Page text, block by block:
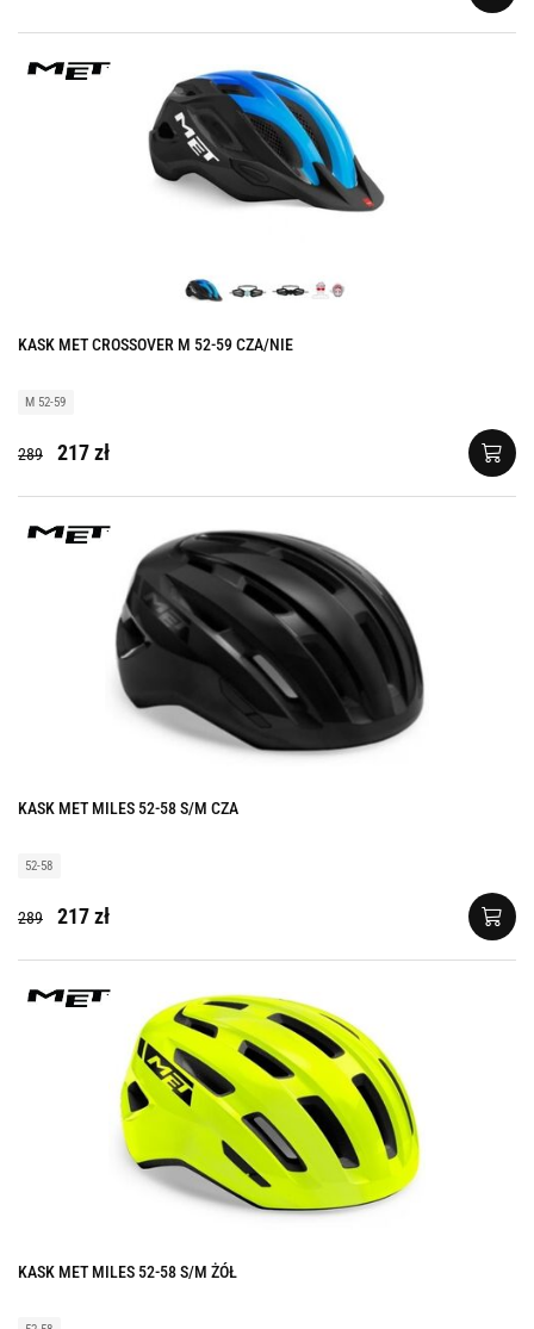
KASK MET CROSSOVER M 52-59 CZA/NIE
M 52-59
289 217 zł
KASK MET MILES 52-58 S/M CZA
52-58
289 217 zł
KASK MET MILES 52-58 S/M ŻÓŁ